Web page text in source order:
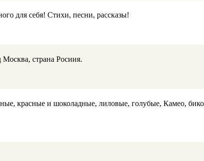
для себя! Стихи, песни, рассказы!
страна Росиия.
красные и шоколадные, лиловые, голубые, Камео,